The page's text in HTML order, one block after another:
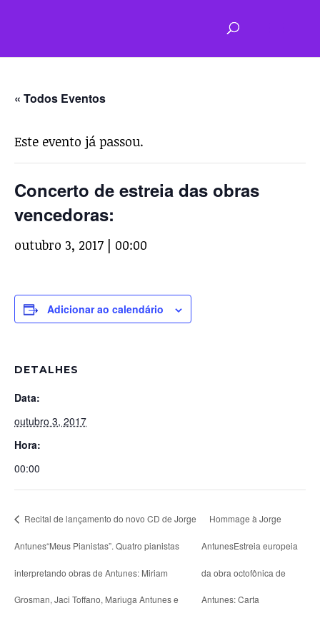
« Todos Eventos
Este evento já passou.
Concerto de estreia das obras
vencedoras:
outubro 3, 2017 | 00:00
Adicionar ao calendário
DETALHES
Data:
outubro 3, 2017
Hora:
00:00
Recital de lançamento do novo CD de Jorge
Antunes“Meus Pianistas”. Quatro pianistas
interpretando obras de Antunes: Miriam
Grosman, Jaci Toffano, Mariuga Antunes e
Hommage à Jorge
AntunesEstreia europeia
da obra octofônica de
Antunes: Carta